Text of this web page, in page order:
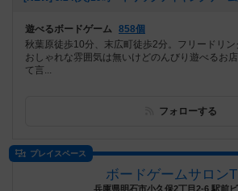
遊べるボードゲーム 858個
秋葉原徒歩10分、末広町徒歩2分。フリードリン
おしゃれな雰囲気は無いけどのんびり遊べるお
て言...
フォローする
プレイスペース
ボードゲームサロン
兵庫県明石市小久保2丁目2-6 駅前